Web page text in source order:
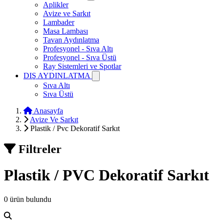
Aplikler
Avize ve Sarkıt
Lambader
Masa Lambası
Tavan Aydınlatma
Profesyonel - Sıva Altı
Profesyonel - Sıva Üstü
Ray Sistemleri ve Spotlar
DIŞ AYDINLATMA
Sıva Altı
Sıva Üstü
Anasayfa
Avize Ve Sarkıt
Plastik / Pvc Dekoratif Sarkıt
Filtreler
Plastik / PVC Dekoratif Sarkıt
0 ürün bulundu